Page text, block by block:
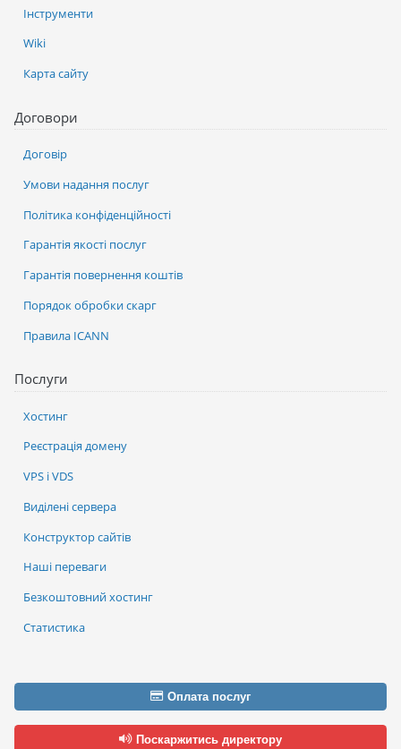
Послуги
Хостинг
Реєстрація домену
VPS і VDS
Виділені сервера
Конструктор сайтів
Наші переваги
Безкоштовний хостинг
Статистика
Інструменти
Wiki
Карта сайту
Договори
Договір
Умови надання послуг
Політика конфіденційності
Гарантія якості послуг
Гарантія повернення коштів
Порядок обробки скарг
Правила ICANN
Оплата послуг
Поскаржитись директору